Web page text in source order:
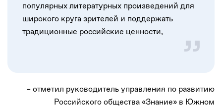
популярных литературных произведений для
широкого круга зрителей и поддержать
традиционные российские ценности,
– отметил руководитель управления по развитию
Российского общества «Знание» в Южном